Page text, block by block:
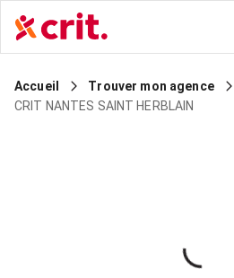
Accueil
Trouver mon agence
CRIT NANTES SAINT HERBLAIN